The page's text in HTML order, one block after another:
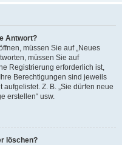
Antwort?
müssen Sie auf „Neues
müssen Sie auf
Registrierung erforderlich ist,
Berechtigungen sind jeweils
Z. B. „Sie dürfen neue
erstellen“ usw.
löschen?